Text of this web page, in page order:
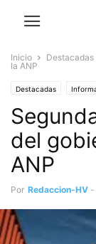
Inicio Destacadas
la ANP
Destacadas
del
ANP
Por Redaccion-HV -